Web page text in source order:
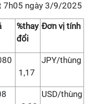
7h05 ngày 3/9/2025
%thay
đổi
Đơn vị tính
1,17
JPY/thùng
USD/thùng